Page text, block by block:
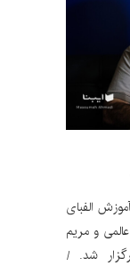
الفبای
و مریم
شد. /